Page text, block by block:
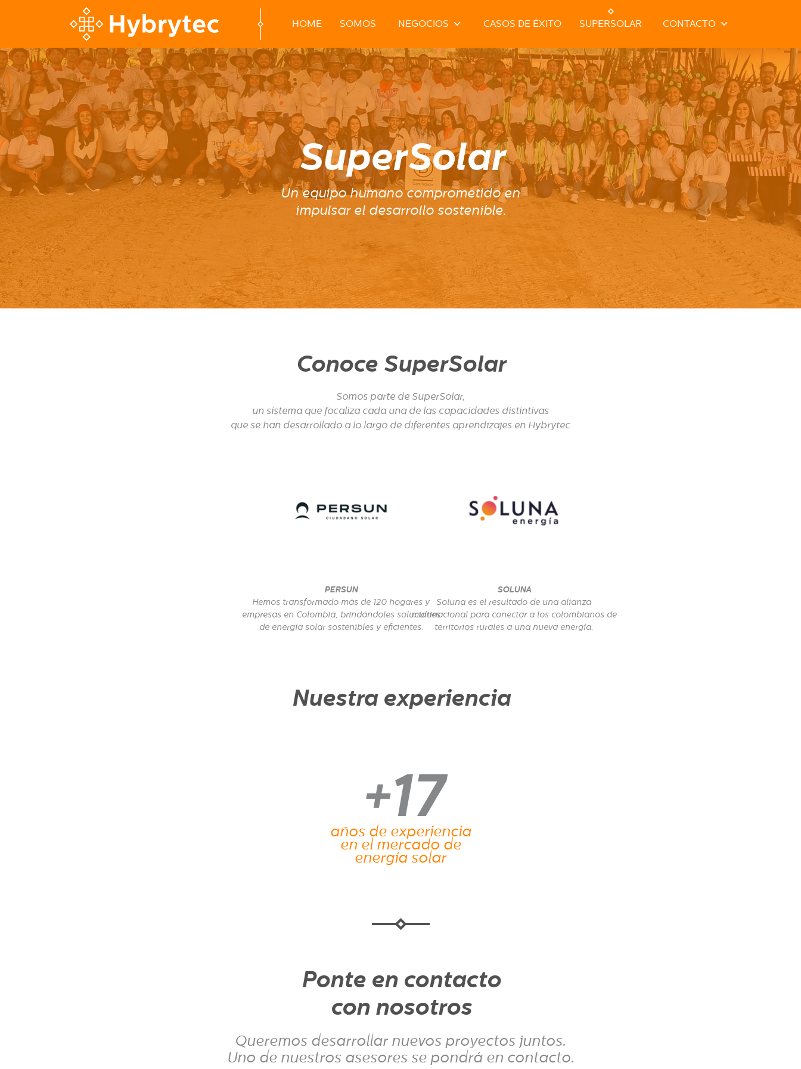
HOME SOMOS NEGOCIOS CASOS DE ÉXITO SUPERSOLAR CONTACTO
SuperSolar
Un equipo humano comprometido en
impulsar el desarrollo sostenible.
Conoce SuperSolar
Somos parte de SuperSolar,
un sistema que focaliza cada una de las capacidades distintivas
que se han desarrollado a lo largo de diferentes aprendizajes en Hybrytec
PERSUN
Hemos transformado más de 120 hogares y
empresas en Colombia, brindándoles soluciones
de energía solar sostenibles y eficientes.
SOLUNA
Soluna es el resultado de una alianza
multinacional para conectar a los colombianos de
territorios rurales a una nueva energía.
Nuestra experiencia
+17
años de experiencia
en el mercado de
energía solar
Ponte en contacto
con nosotros
Queremos desarrollar nuevos proyectos juntos.
Uno de nuestros asesores se pondrá en contacto.